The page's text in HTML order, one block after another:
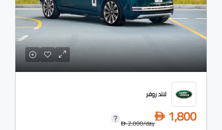
لاند روفر
D 1,800
D2,000/day